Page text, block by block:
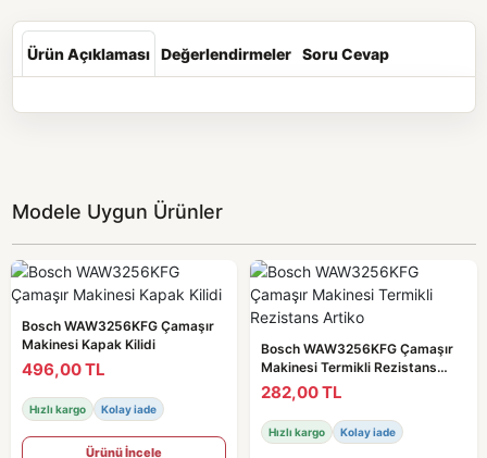
Ürün Açıklaması Değerlendirmeler Soru Cevap
Modele Uygun Ürünler
Bosch WAW3256KFG Çamaşır
Makinesi Kapak Kilidi
496,00 TL
Hızlı kargo Kolay iade
Ürünü İncele
Bosch WAW3256KFG Çamaşır
Makinesi Termikli Rezistans
Artiko
282,00 TL
Hızlı kargo Kolay iade